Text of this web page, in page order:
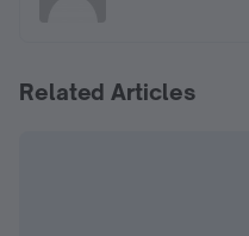
Related Articles